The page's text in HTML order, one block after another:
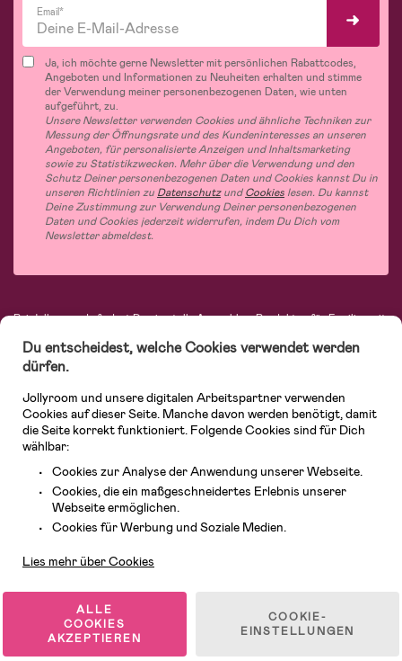
Email*
Ja, ich möchte gerne Newsletter mit persönlichen Rabattcodes,
Angeboten und Informationen zu Neuheiten erhalten und stimme
der Verwendung meiner personenbezogenen Daten, wie unten
aufgeführt, zu.
Unsere Newsletter verwenden Cookies und ähnliche Techniken zur
Messung der Öffnungsrate und des Kundeninteresses an unseren
Angeboten, für personalisierte Anzeigen und Inhaltsmarketing
sowie zu Statistikzwecken. Mehr über die Verwendung und den
Schutz Deiner personenbezogenen Daten und Cookies kannst Du in
unseren Richtlinien zu DatenschutzundCookies lesen. Du kannst
Deine Zustimmung zur Verwendung Deiner personenbezogenen
Daten und Cookies jederzeit widerrufen, indem Du Dich vom
Newsletter abmeldest.
Bei Jollyroom.de findest Du eine tolle Auswahl an Produkten für Familien mit
einkaufen. Mit freiwilligem 365-Tage-Rückgaberecht und einem sehr
kompetenten Kundenservice kannst Du Dich beim Einkauf bei uns sicher
fühlen. In unserem Sortiment findest Du unter anderem Kinderwagen,
Autositze, Kinder- und Babymode, Produkte für Mütter und eine Menge
fantastischer Einrichtungsgegenstände, Spielsachen, Babyprodukte und
vieles mehr. Wir haben Produkte von bekannten Herstellern wie Britax, Maxi-
Cosi, Hauck, Baby Jogger, Ergobaby, Didriksons, KidKraft, Ergobaby, Philips
Avent, Jack Wolfskin, Cybex, LEGO und vielen mehr. Schau Dich um in
© 2026 Jollyroom GmbH. Alle Rechte vorbehalten.
Du entscheidest, welche Cookies verwendet werden
dürfen.
Jollyroom und unsere digitalen Arbeitspartner verwenden
Cookies auf dieser Seite. Manche davon werden benötigt, damit
die Seite korrekt funktioniert. Folgende Cookies sind für Dich
wählbar:
Cookies zur Analyse der Anwendung unserer Webseite.
Cookies, die ein maßgeschneidertes Erlebnis unserer
Webseite ermöglichen.
Cookies für Werbung und Soziale Medien.
Lies mehr über Cookies
ALLE
COOKIES
AKZEPTIEREN
COOKIE-
EINSTELLUNGEN